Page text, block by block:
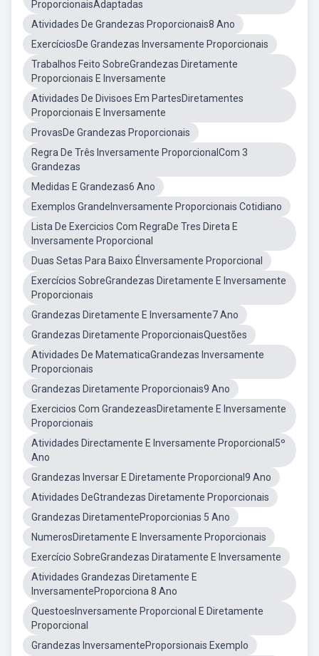
ProporcionaisAdaptadas
Atividades De Grandezas Proporcionais8 Ano
ExercíciosDe Grandezas Inversamente Proporcionais
Trabalhos Feito SobreGrandezas Diretamente
Proporcionais E Inversamente
Atividades De Divisoes Em PartesDiretamentes
Proporcionais E Inversamente
ProvasDe Grandezas Proporcionais
Regra De Três Inversamente ProporcionalCom 3
Grandezas
Medidas E Grandezas6 Ano
Exemplos GrandeInversamente Proporcionais Cotidiano
Lista De Exercicios Com RegraDe Tres Direta E
Inversamente Proporcional
Duas Setas Para Baixo ÉInversamente Proporcional
Exercícios SobreGrandezas Diretamente E Inversamente
Proporcionais
Grandezas Diretamente E Inversamente7 Ano
Grandezas Diretamente ProporcionaisQuestões
Atividades De MatematicaGrandezas Inversamente
Proporcionais
Grandezas Diretamente Proporcionais9 Ano
Exercicios Com GrandezeasDiretamente E Inversamente
Proporcionais
Atividades Directamente E Inversamente Proporcional5º
Ano
Grandezas Inversar E Diretamente Proporcional9 Ano
Atividades DeGtrandezas Diretamente Proporcionais
Grandezas DiretamenteProporcionias 5 Ano
NumerosDiretamente E Inversamente Proporcionais
Exercício SobreGrandezas Diratamente E Inversamente
Atividades Grandezas Diretamente E
InversamenteProporciona 8 Ano
QuestoesInversamente Proporcional E Diretamente
Proporcional
Grandezas InversamenteProporsionais Exemplo